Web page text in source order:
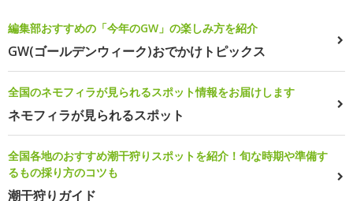
編集部おすすめの「今年のGW」の楽しみ方を紹介
GW(ゴールデンウィーク)おでかけトピックス
全国のネモフィラが見られるスポット情報をお届けします
ネモフィラが見られるスポット
全国各地のおすすめ潮干狩りスポットを紹介！旬な時期や準備す
るもの採り方のコツも
潮干狩りガイド